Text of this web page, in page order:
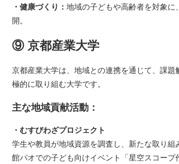
・健康づくり： 地域の子どもや高齢者を対象に
開。
⑨ 京都産業大学
京都産業大学は、地域との連携を通じて、課題
極的に取り組む大学です。
主な地域貢献活動：
・むすびわざプロジェクト
学生や教員が地域資源を調査し、新たな取り組
館パオでの子ども向けイベント「星空スコープ